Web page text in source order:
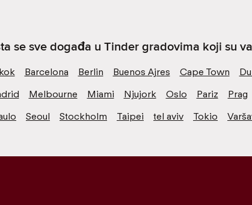
se sve događa u Tinder gradovima koji su
Barcelona Berlin Buenos Ajres Cape Town
Melbourne Miami Njujork Oslo Pariz Prag
Seoul Stockholm Taipei tel aviv Tokio